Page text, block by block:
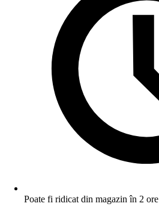
Poate fi ridicat din magazin în 2 ore